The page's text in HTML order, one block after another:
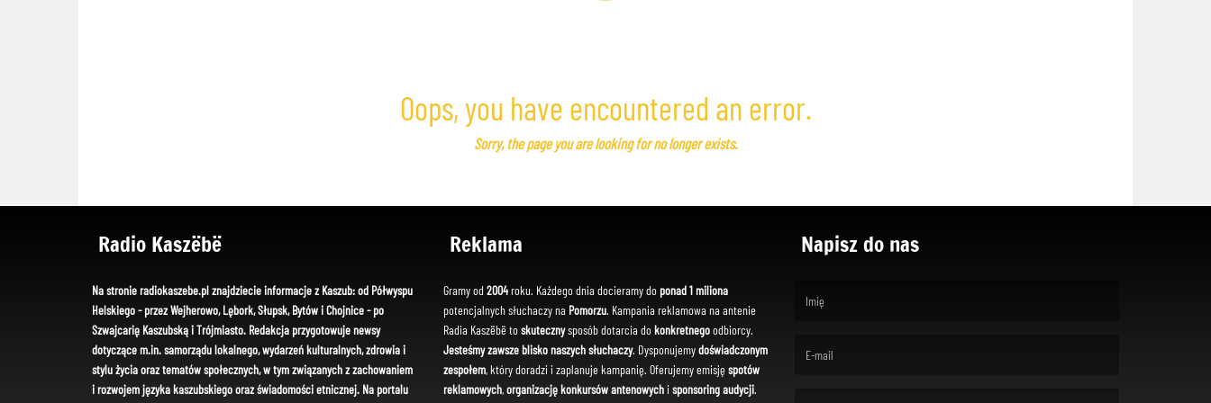
Oops, you have encountered an error.
Sorry, the page you are looking for no longer exists.
Radio Kaszëbë
Na stronie radiokaszebe.pl znajdziecie informacje z Kaszub: od Półwyspu
Helskiego - przez Wejherowo, Lębork, Słupsk, Bytów i Chojnice - po
Szwajcarię Kaszubską i Trójmiasto. Redakcja przygotowuje newsy
dotyczące m.in. samorządu lokalnego, wydarzeń kulturalnych, zdrowia i
stylu życia oraz tematów społecznych, w tym związanych z zachowaniem
i rozwojem języka kaszubskiego oraz świadomości etnicznej. Na portalu
Reklama
Gramy od 2004roku. Każdego dnia docieramy do ponad 1 miliona
potencjalnych słuchaczy na Pomorzu. Kampania reklamowa na antenie
Radia Kaszëbë toskutecznysposób dotarcia dokonkretnegoodbiorcy.
Jesteśmy zawsze blisko naszych słuchaczy. Dysponujemydoświadczonym
zespołem, który doradzi i zaplanuje kampanię. Oferujemy emisję spotów
reklamowych,organizację konkursów antenowychi sponsoring audycji.
Napisz do nas